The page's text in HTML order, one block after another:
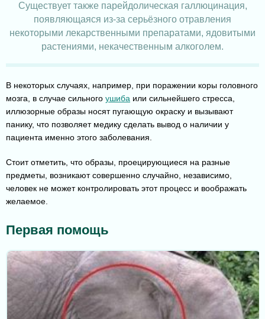
Существует также парейдолическая галлюцинация,
появляющаяся из-за серьёзного отравления
некоторыми лекарственными препаратами, ядовитыми
растениями, некачественным алкоголем.
В некоторых случаях, например, при поражении коры головного
мозга, в случае сильного ушиба или сильнейшего стресса,
иллюзорные образы носят пугающую окраску и вызывают
панику, что позволяет медику сделать вывод о наличии у
пациента именно этого заболевания.
Стоит отметить, что образы, проецирующиеся на разные
предметы, возникают совершенно случайно, независимо,
человек не может контролировать этот процесс и воображать
желаемое.
Первая помощь